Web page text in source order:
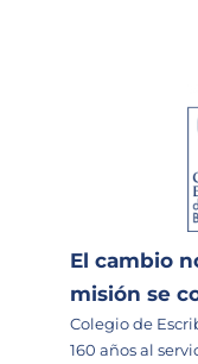
El cambio
misión se
Colegio de
160 años al